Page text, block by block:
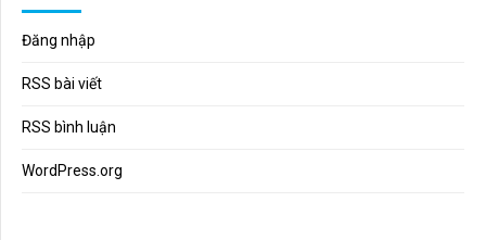
Đăng nhập
RSS bài viết
RSS bình luận
WordPress.org